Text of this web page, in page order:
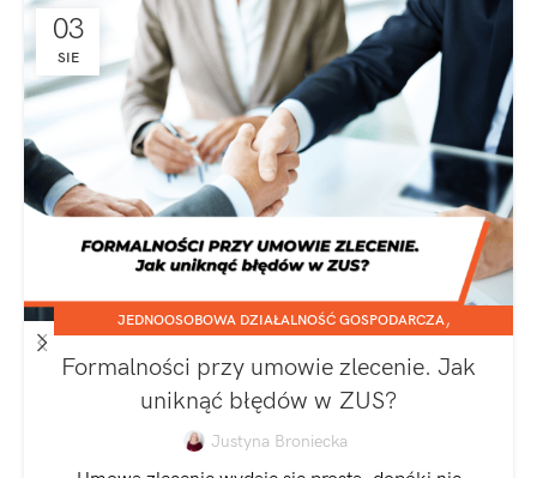
03
SIE
JEDNOOSOBOWA DZIAŁALNOŚĆ GOSPODARCZA,
Formalności przy umowie zlecenie. Jak
uniknąć błędów w ZUS?
Justyna Broniecka